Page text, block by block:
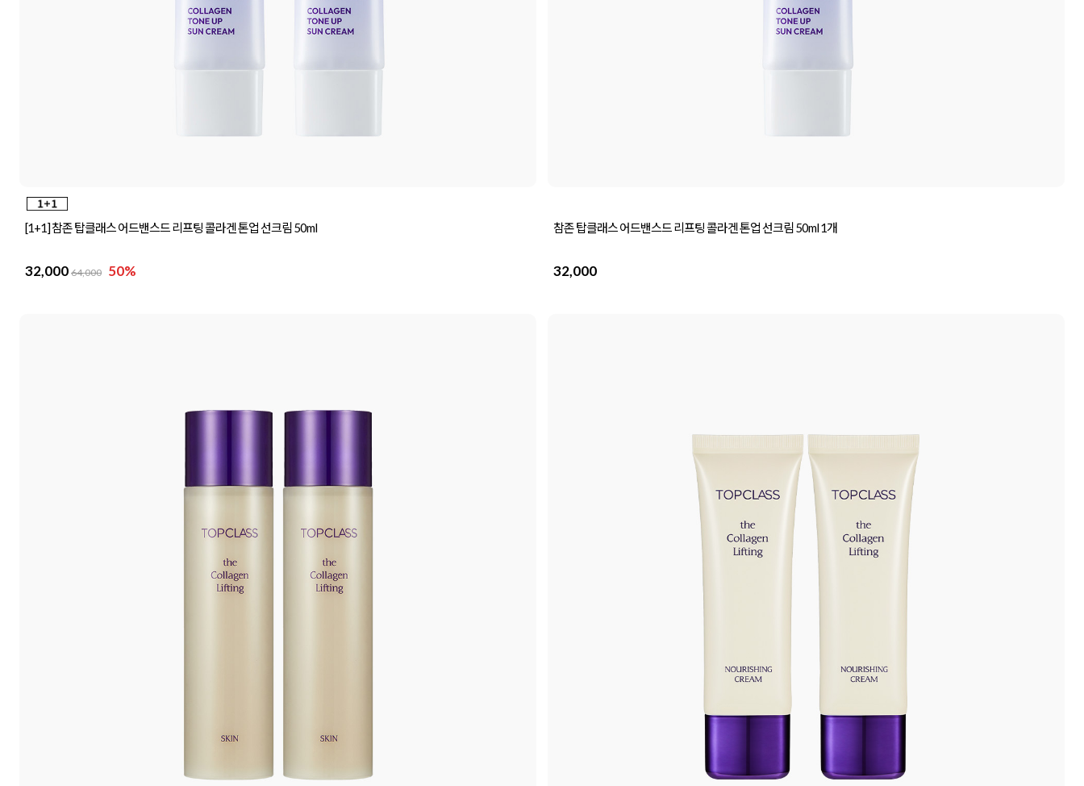
[1+1] 참존 탑클래스 어드밴스드 리프팅 콜라겐 톤업 선크림 50ml
32,000 64,000 50%
참존 탑클래스 어드밴스드 리프팅 콜라겐 톤업 선크림 50ml 1개
32,000